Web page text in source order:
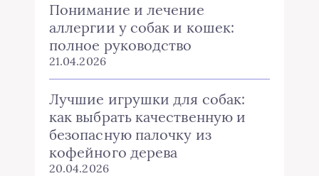
Понимание и лечение
аллергии у собак и кошек:
полное руководство
21.04.2026
Лучшие игрушки для собак:
как выбрать качественную и
безопасную палочку из
кофейного дерева
20.04.2026